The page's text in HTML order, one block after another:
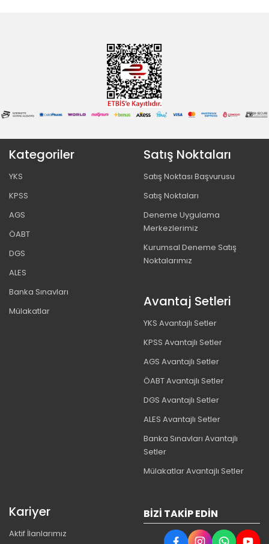
Kategoriler
YKS
KPSS
AGS
ÖABT
DGS
ALES
Banka Sınavları
Mülakatlar
Satış Noktaları
Satış Noktası Başvurusu
Satış Noktaları
Deneme Uygulama
Merkezlerimiz
Kurumsal Deneme Satış
Noktalarımız
Avantaj Setleri
YKS Avantajlı Setler
KPSS Avantajlı Setler
AGS Avantajlı Setler
ÖABT Avantajlı Setler
DGS Avantajlı Setler
ALES Avantajlı Setler
Banka Sınavları Avantajlı
Setler
Mülakatlar Avantajlı Setler
Kariyer
Aktif İlanlarımız
BIZI TAKIP EDIN